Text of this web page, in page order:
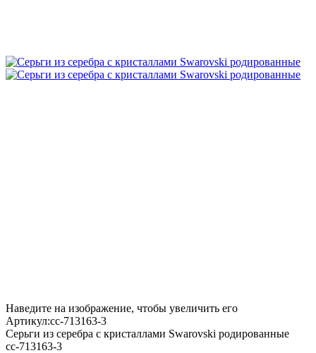
Наведите на изображение, чтобы увеличить его
Артикул:сс-713163-3
Серьги из серебра с кристаллами Swarovski родированные
сс-713163-3